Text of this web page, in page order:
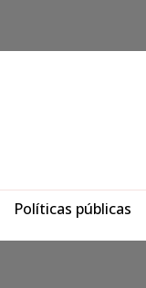
Políticas públicas